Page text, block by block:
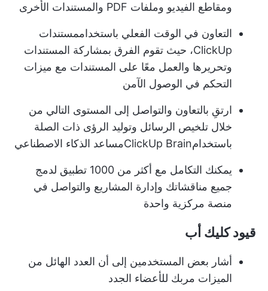
ومقاطع الفيديو وملفات PDF والمستندات الأخرى
التعاون في الوقت الفعلي باستخداممستندات
ClickUp، حيث تقوم الفرق بمشاركة المستندات
وتحريرها والعمل معًا على المستندات مع ميزات
التحكم في الوصول الآمن
ارتقِ بالتعاون والتواصل إلى المستوى التالي من
خلال تلخيص الرسائل وتوليد الرؤى ذات الصلة
باستخدامClickUp Brainمساعد الذكاء الاصطناعي
يمكنك التكامل مع أكثر من 1000 تطبيق لدمج
جميع مناقشاتك وإدارة المشاريع والتواصل في
منصة مركزية واحدة
قيود كليك أب
أشار بعض المستخدمين إلى أن العدد الهائل من
الميزات مربك للأعضاء الجدد